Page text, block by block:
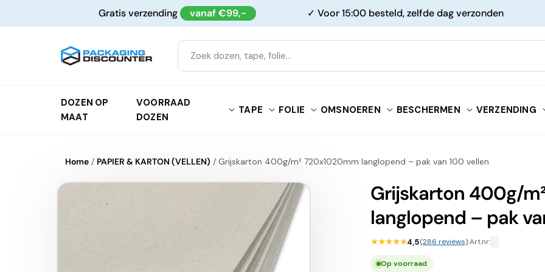
content
Gratis verzending vanaf €99,- ✓ Voor 15:00 besteld, zelfde dag verzonden
DOZEN OP
MAAT
VOORRAAD
DOZEN
TAPE FOLIE OMSNOEREN BESCHERMEN VERZENDING
Home / PAPIER & KARTON (VELLEN) / Grijskarton 400g/m² 720x1020mm langlopend – pak van 100 vellen
Ga direct naar
productinformatie
Grijskarton 400g/
langlopend – pak
★★★★★4,5(286 reviews)|Art.nr:
Op voorraad